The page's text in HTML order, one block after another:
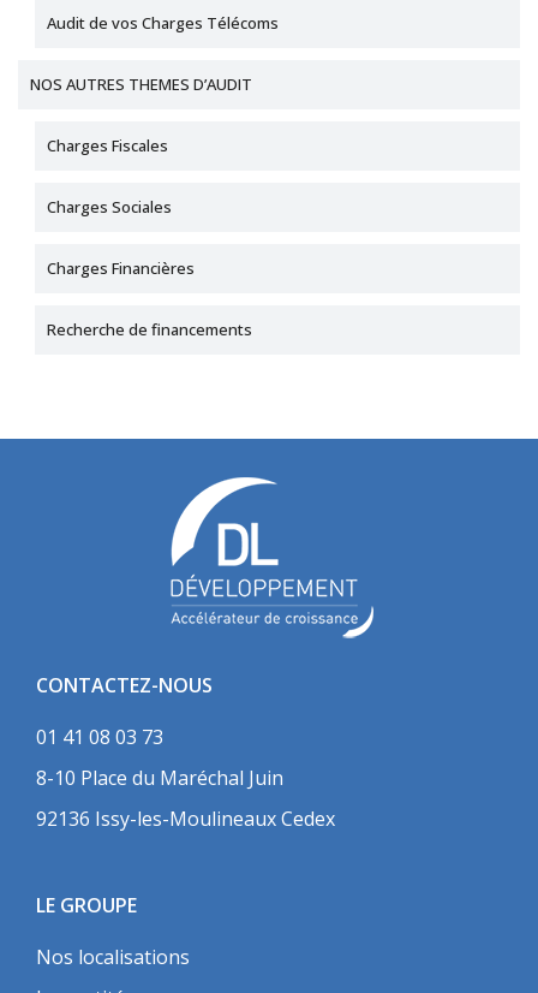
Audit de vos Charges Télécoms
NOS AUTRES THEMES D’AUDIT
Charges Fiscales
Charges Sociales
Charges Financières
Recherche de financements
CONTACTEZ-NOUS
01 41 08 03 73
8-10 Place du Maréchal Juin
92136 Issy-les-Moulineaux Cedex
LE GROUPE
Nos localisations